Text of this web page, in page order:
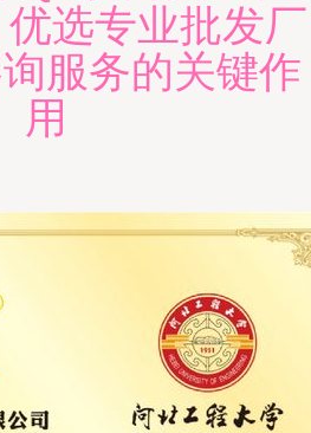
选专业批发厂
服务的关键作
用